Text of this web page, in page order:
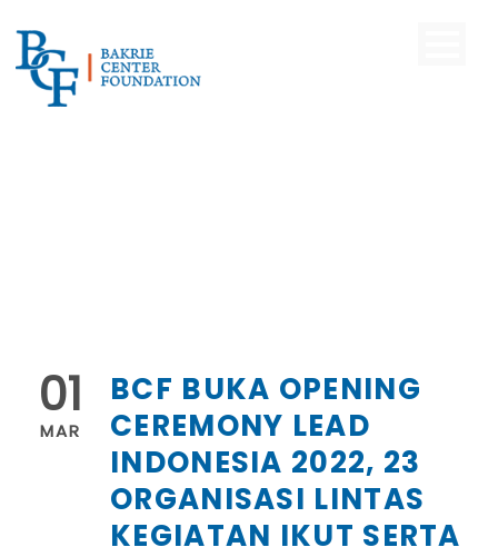
01
MAR
BCF BUKA OPENING
CEREMONY LEAD
INDONESIA 2022, 23
ORGANISASI LINTAS
KEGIATAN IKUT SERTA